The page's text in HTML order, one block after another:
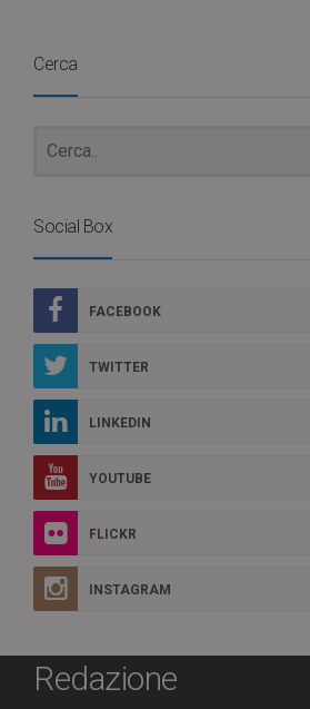
Cerca
Social Box
FACEBOOK
TWITTER
LINKEDIN
YOUTUBE
FLICKR
INSTAGRAM
Redazione